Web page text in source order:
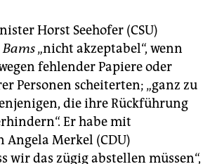
Horst Seehofer (CSU)
Bams„nicht akzeptabel“, wenn
fehlender Papiere oder
Personen scheiterten; „ganz zu
die ihre Rückführung
Er habe mit
Merkel (CDU)
wir das zügig abstellen müssen“,